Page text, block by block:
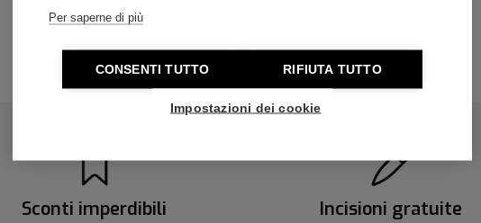
Per saperne di più
CONSENTI TUTTO RIFIUTA TUTTO
Impostazioni dei cookie
Sconti imperdibili Incisioni gratuite